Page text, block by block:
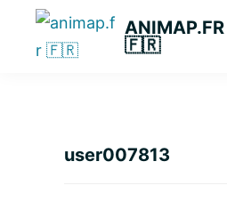
Passer
Passer
Passer
principale
ANIMAP.FR
🇫🇷
user007813